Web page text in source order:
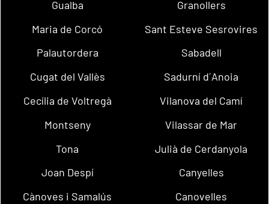
Gualba
Granollers
Maria de Corcó
Sant Esteve Sesrovires
Palautordera
Sabadell
Cugat del Vallès
Sadurní d´Anoia
Cecília de Voltregà
Vilanova del Camí
Montseny
Vilassar de Mar
Tona
Julià de Cerdanyola
Joan Despí
Canyelles
Cànoves i Samalús
Canovelles